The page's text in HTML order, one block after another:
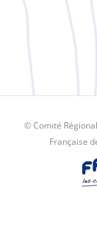
© Comité
Française